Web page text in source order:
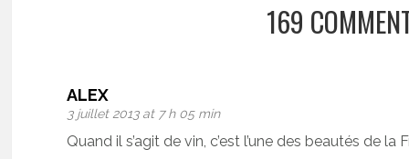
169
ALEX
3 juillet 2013 at 7 h 05 min
Quand il s’agit de vin, c’est l’une des beautés de